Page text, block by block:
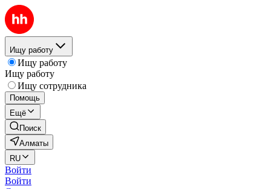
Ищу работу
Ищу работу
Ищу работу
Ищу сотрудника
Помощь
Ещё
Поиск
Алматы
RU
Войти
Войти